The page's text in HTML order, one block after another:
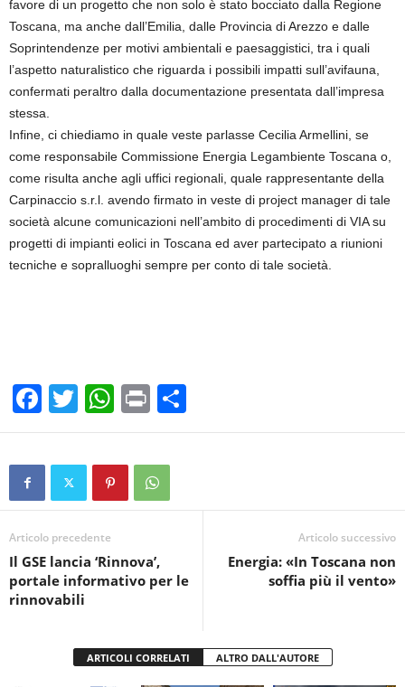
favore di un progetto che non solo è stato bocciato dalla Regione
Toscana, ma anche dall’Emilia, dalle Provincia di Arezzo e dalle
Soprintendenze per motivi ambientali e paesaggistici, tra i quali
l’aspetto naturalistico che riguarda i possibili impatti sull’avifauna,
confermati peraltro dalla documentazione presentata dall’impresa
stessa.
Infine, ci chiediamo in quale veste parlasse Cecilia Armellini, se
come responsabile Commissione Energia Legambiente Toscana o,
come risulta anche agli uffici regionali, quale rappresentante della
Carpinaccio s.r.l. avendo firmato in veste di project manager di tale
società alcune comunicazioni nell’ambito di procedimenti di VIA su
progetti di impianti eolici in Toscana ed aver partecipato a riunioni
tecniche e sopralluoghi sempre per conto di tale società.
F
a
c
b
o
o
k
T
wi
tt
W
h
at
s
A
p
Pr
in
t
o
vi
Articolo precedente
Il GSE lancia ‘Rinnova’,
portale informativo per le
rinnovabili
Articolo successivo
Energia: «In Toscana non
soffia più il vento»
ARTICOLI CORRELATI ALTRO DALL'AUTORE